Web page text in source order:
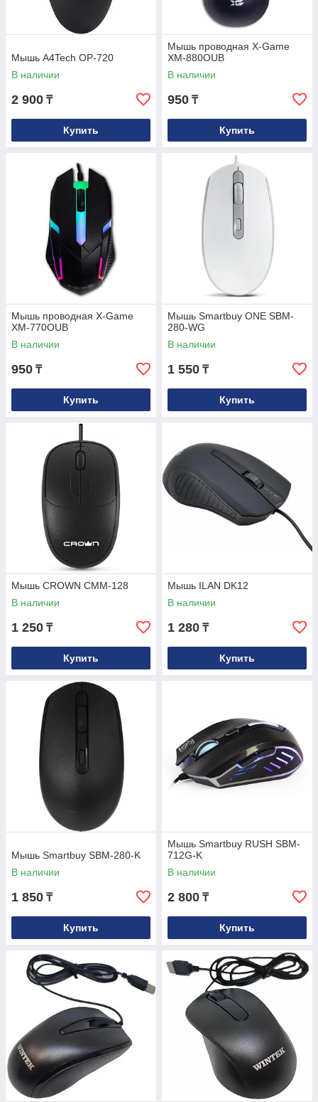
Мышь A4Tech OP-720
В наличии
2 900 ₸
Купить
Мышь проводная X-Game
XM-880OUB
В наличии
950 ₸
Купить
Мышь проводная X-Game
XM-770OUB
В наличии
950 ₸
Купить
Мышь Smartbuy ONE SBM-
280-WG
В наличии
1 550 ₸
Купить
Мышь CROWN CMM-128
В наличии
1 250 ₸
Купить
Мышь ILAN DK12
В наличии
1 280 ₸
Купить
Мышь Smartbuy SBM-280-K
В наличии
1 850 ₸
Купить
Мышь Smartbuy RUSH SBM-
712G-K
В наличии
2 800 ₸
Купить